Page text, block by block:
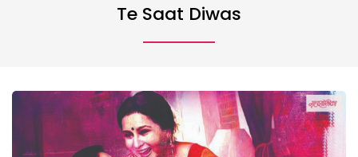
Te Saat Diwas